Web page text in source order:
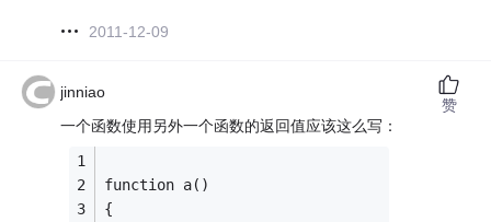
2011-12-09
jinniao
一个函数使用另外一个函数的返回值应该这么写：
function a()
{
赞